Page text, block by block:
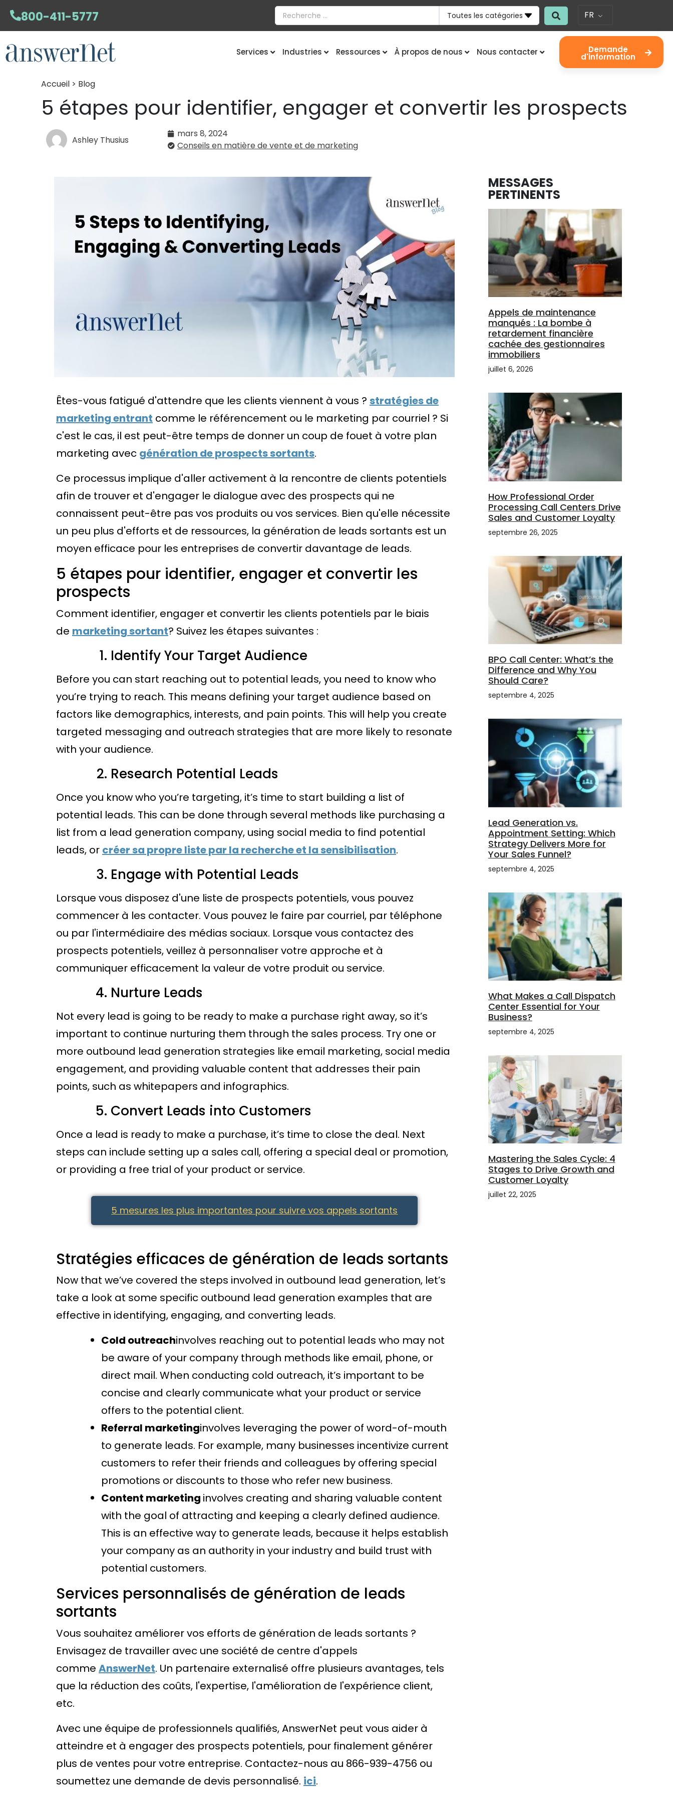
800-411-5777 Toutes les catégories FR
Services Industries Ressources À propos de nous Nous contacter Demande
d'information
Accueil > Blog
5 étapes pour identifier, engager et convertir les prospects
Ashley Thusius
mars 8, 2024
Conseils en matière de vente et de marketing
Êtes-vous fatigué d'attendre que les clients viennent à vous ? stratégies de
marketing entrant comme le référencement ou le marketing par courriel ? Si
c'est le cas, il est peut-être temps de donner un coup de fouet à votre plan
marketing avec génération de prospects sortants.
Ce processus implique d'aller activement à la rencontre de clients potentiels
afin de trouver et d'engager le dialogue avec des prospects qui ne
connaissent peut-être pas vos produits ou vos services. Bien qu'elle nécessite
un peu plus d'efforts et de ressources, la génération de leads sortants est un
moyen efficace pour les entreprises de convertir davantage de leads.
5 étapes pour identifier, engager et convertir les
prospects
Comment identifier, engager et convertir les clients potentiels par le biais
de marketing sortant? Suivez les étapes suivantes :
Identify Your Target Audience
Before you can start reaching out to potential leads, you need to know who
you’re trying to reach. This means defining your target audience based on
factors like demographics, interests, and pain points. This will help you create
targeted messaging and outreach strategies that are more likely to resonate
with your audience.
Research Potential Leads
Once you know who you’re targeting, it’s time to start building a list of
potential leads. This can be done through several methods like purchasing a
list from a lead generation company, using social media to find potential
leads, or créer sa propre liste par la recherche et la sensibilisation.
Engage with Potential Leads
Lorsque vous disposez d'une liste de prospects potentiels, vous pouvez
commencer à les contacter. Vous pouvez le faire par courriel, par téléphone
ou par l'intermédiaire des médias sociaux. Lorsque vous contactez des
prospects potentiels, veillez à personnaliser votre approche et à
communiquer efficacement la valeur de votre produit ou service.
Nurture Leads
Not every lead is going to be ready to make a purchase right away, so it’s
important to continue nurturing them through the sales process. Try one or
more outbound lead generation strategies like email marketing, social media
engagement, and providing valuable content that addresses their pain
points, such as whitepapers and infographics.
Convert Leads into Customers
Once a lead is ready to make a purchase, it’s time to close the deal. Next
steps can include setting up a sales call, offering a special deal or promotion,
or providing a free trial of your product or service.
5 mesures les plus importantes pour suivre vos appels sortants
Stratégies efficaces de génération de leads sortants
Now that we’ve covered the steps involved in outbound lead generation, let’s
take a look at some specific outbound lead generation examples that are
effective in identifying, engaging, and converting leads.
Cold outreachinvolves reaching out to potential leads who may not
be aware of your company through methods like email, phone, or
direct mail. When conducting cold outreach, it’s important to be
concise and clearly communicate what your product or service
offers to the potential client.
Referral marketinginvolves leveraging the power of word-of-mouth
to generate leads. For example, many businesses incentivize current
customers to refer their friends and colleagues by offering special
promotions or discounts to those who refer new business.
Content marketing involves creating and sharing valuable content
with the goal of attracting and keeping a clearly defined audience.
This is an effective way to generate leads, because it helps establish
your company as an authority in your industry and build trust with
potential customers.
Services personnalisés de génération de leads
sortants
Vous souhaitez améliorer vos efforts de génération de leads sortants ?
Envisagez de travailler avec une société de centre d'appels
comme AnswerNet. Un partenaire externalisé offre plusieurs avantages, tels
que la réduction des coûts, l'expertise, l'amélioration de l'expérience client,
etc.
Avec une équipe de professionnels qualifiés, AnswerNet peut vous aider à
atteindre et à engager des prospects potentiels, pour finalement générer
plus de ventes pour votre entreprise. Contactez-nous au 866-939-4756 ou
soumettez une demande de devis personnalisé. ici.
MESSAGES
PERTINENTS
Appels de maintenance
manqués : La bombe à
retardement financière
cachée des gestionnaires
immobiliers
juillet 6, 2026
How Professional Order
Processing Call Centers Drive
Sales and Customer Loyalty
septembre 26, 2025
BPO Call Center: What’s the
Difference and Why You
Should Care?
septembre 4, 2025
Lead Generation vs.
Appointment Setting: Which
Strategy Delivers More for
Your Sales Funnel?
septembre 4, 2025
What Makes a Call Dispatch
Center Essential for Your
Business?
septembre 4, 2025
Mastering the Sales Cycle: 4
Stages to Drive Growth and
Customer Loyalty
juillet 22, 2025